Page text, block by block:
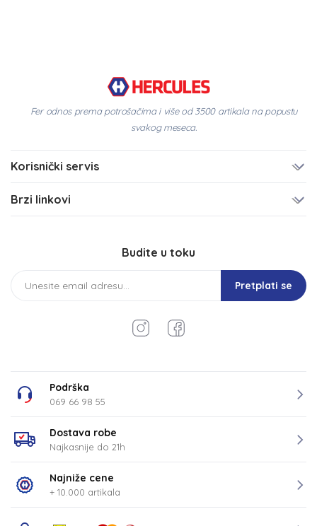
Fer odnos prema potrošačima i više od 3500 artikala na popustu
svakog meseca.
Korisnički servis
Brzi linkovi
Budite u toku
Pretplati se
Podrška
069 66 98 55
Dostava robe
Najkasnije do 21h
Najniže cene
+ 10.000 artikala